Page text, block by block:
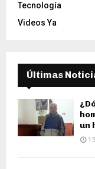
Tecnología
Videos Ya
Últimas
un